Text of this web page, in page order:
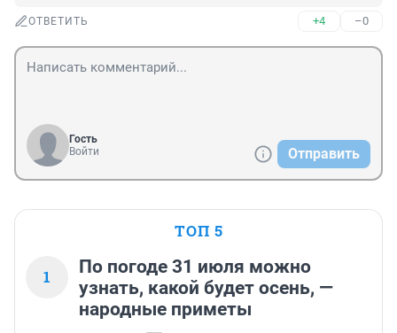
ОТВЕТИТЬ +4 –0
Гость
Войти
Отправить
ТОП 5
1
По погоде 31 июля можно
узнать, какой будет осень, —
народные приметы